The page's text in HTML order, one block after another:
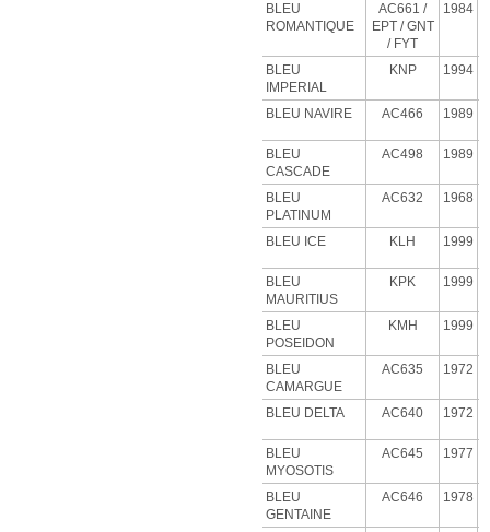
BLEU
ROMANTIQUE
AC661 /
EPT / GNT
/ FYT
1984
BLEU
IMPERIAL
KNP 1994
BLEU NAVIRE AC466 1989
BLEU
CASCADE
AC498 1989
BLEU
PLATINUM
AC632 1968
BLEU ICE KLH 1999
BLEU
MAURITIUS
KPK 1999
BLEU
POSEIDON
KMH 1999
BLEU
CAMARGUE
AC635 1972
BLEU DELTA AC640 1972
BLEU
MYOSOTIS
AC645 1977
BLEU
GENTAINE
AC646 1978